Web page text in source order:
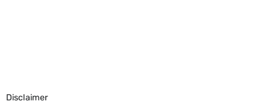
Disclaimer